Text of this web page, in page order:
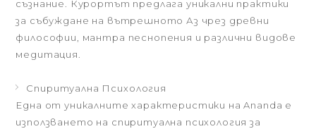
съзнание. Курортът предлага уникални практики
за събуждане на вътрешното Аз чрез древни
философии, мантра песнопения и различни видове
медитация.
Спиритуална Психология
Една от уникалните характеристики на Ananda е
използването на спиритуална психология за